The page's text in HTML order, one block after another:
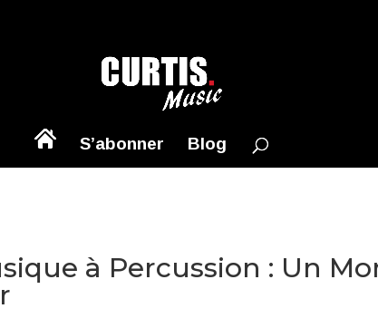
S’abonner Blog
à Percussion : Un